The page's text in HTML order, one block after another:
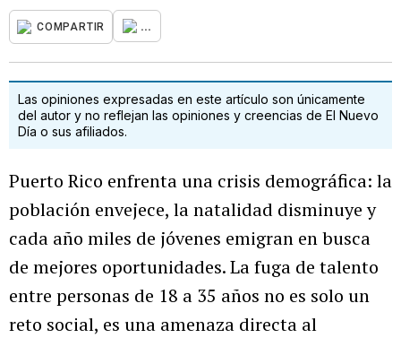
COMPARTIR ...
Las opiniones expresadas en este artículo son únicamente
del autor y no reflejan las opiniones y creencias de El Nuevo
Día o sus afiliados.
Puerto Rico enfrenta una crisis demográfica: la
población envejece, la natalidad disminuye y
cada año miles de jóvenes emigran en busca
de mejores oportunidades. La fuga de talento
entre personas de 18 a 35 años no es solo un
reto social, es una amenaza directa al